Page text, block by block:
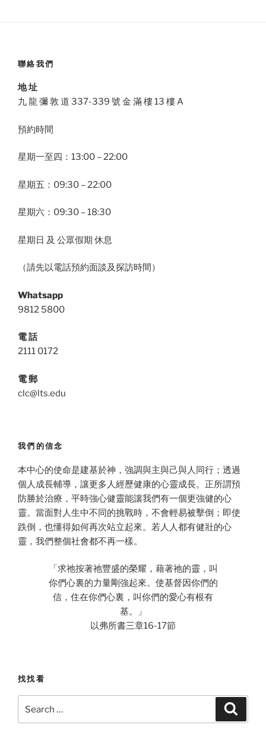
聯絡我們
地 址
九 龍 彌 敦 道 337-339 號 金 滿 樓 13 樓 A
預約時間
星期一至四：13:00 – 22:00
星期五：09:30 – 22:00
星期六：09:30 – 18:30
星期日 及 公眾假期 休息
（請先以電話預約面談及探訪時間）
Whatsapp
9812 5800
電 話
2111 0172
電 郵
clc@lts.edu
我們的信念
本中心的使命是建基於神，強調與主與己與人同行；透過
個人成長輔導，讓更多人經歷健康的心靈成長。正所謂預
防勝於治療，平時強心健靈能讓我們有一個更強健的心
靈。當面對人生中不同的挑戰時，不會輕易被擊倒；即使
跌倒，也懂得如何再次站立起來。若人人都有健壯的心
靈，我們整個社會都不再一樣。
「求祂按著祂豐盛的榮耀，藉著祂的靈，叫
你們心裏的力量剛強起來。使基督因你們的
信，住在你們心裏，叫你們的愛心有根有
基。」
以弗所書三章16-17節
找找看
for: